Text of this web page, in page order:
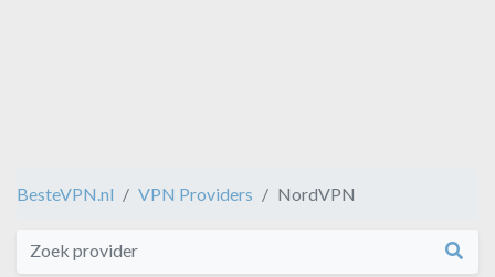
BesteVPN.nl VPN Providers NordVPN